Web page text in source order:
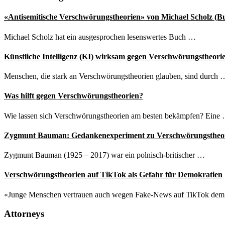
«Antisemitische Verschwörungstheorien» von Michael Scholz
Michael Scholz hat ein ausgesprochen lesenswertes Buch …
Künstliche Intelligenz (KI) wirksam gegen
Menschen, die stark an Verschwörungstheorien glauben, sind durch
Was hilft gegen Verschwörungstheorien?
Wie lassen sich Verschwörungstheorien am besten bekämpfen? Eine
Zygmunt Bauman: Gedankenexperiment zu
Zygmunt Bauman (1925 – 2017) war ein polnisch-britischer …
Verschwörungstheorien auf TikTok als Gefahr für Demokratien
«Junge Menschen vertrauen auch wegen Fake-News auf TikTok
Attorneys